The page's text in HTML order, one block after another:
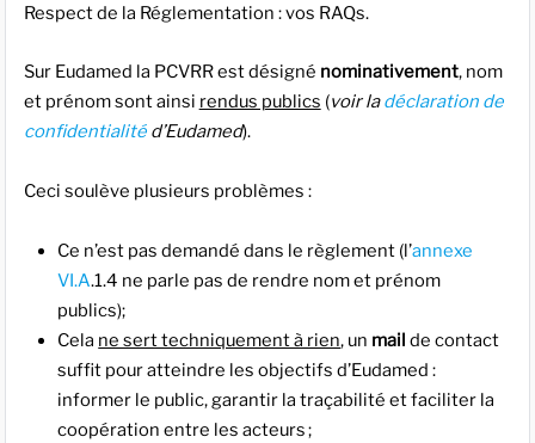
Respect de la Réglementation : vos RAQs.
Sur Eudamed la PCVRR est désigné nominativement, nom
et prénom sont ainsi rendus publics (voir ladéclaration de
confidentialitéd’Eudamed).
Ceci soulève plusieurs problèmes :
Ce n’est pas demandé dans le règlement (l’annexe
VI.A.1.4 ne parle pas de rendre nom et prénom
publics);
Cela ne sert techniquement à rien, un mailde contact
suffit pour atteindre les objectifs d’Eudamed :
informer le public, garantir la traçabilité et faciliter la
coopération entre les acteurs ;